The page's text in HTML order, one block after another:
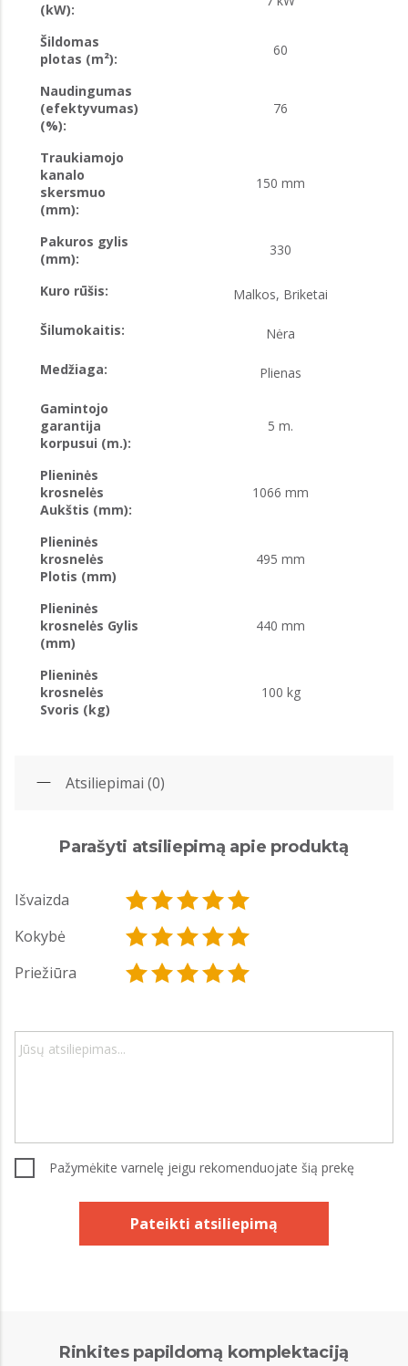
(kW):
Šildomas
plotas (m²):
60
Naudingumas
(efektyvumas)
(%):
76
Traukiamojo
kanalo
skersmuo
(mm):
150 mm
Pakuros gylis
(mm):
330
Kuro rūšis: Malkos, Briketai
Šilumokaitis: Nėra
Medžiaga: Plienas
Gamintojo
garantija
korpusui (m.):
5 m.
Plieninės
krosnelės
Aukštis (mm):
1066 mm
Plieninės
krosnelės
Plotis (mm)
495 mm
Plieninės
krosnelės Gylis
(mm)
440 mm
Plieninės
krosnelės
Svoris (kg)
100 kg
Atsiliepimai (0)
Parašyti atsiliepimą apie produktą
Išvaizda
Kokybė
Priežiūra
Pažymėkite varnelę jeigu rekomenduojate šią prekę
Pateikti atsiliepimą
Rinkites papildomą komplektaciją